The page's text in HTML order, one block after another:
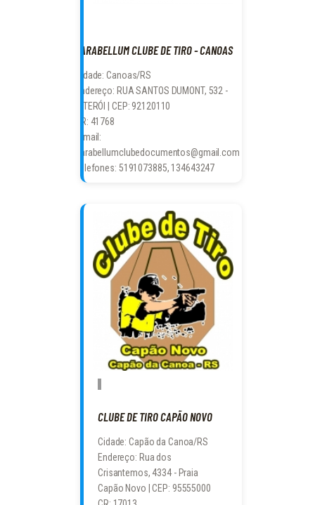
PARABELLUM CLUBE DE TIRO - CANOAS
Cidade: Canoas/RS
Endereço: RUA SANTOS DUMONT, 532 -
NITERÓI | CEP: 92120110
CR: 41768
E-mail:
parabellumclubedocumentos@gmail.com
Telefones: 5191073885, 134643247
CLUBE DE TIRO CAPÃO NOVO
Cidade: Capão da Canoa/RS
Endereço: Rua dos
Crisantemos, 4334 - Praia
Capão Novo | CEP: 95555000